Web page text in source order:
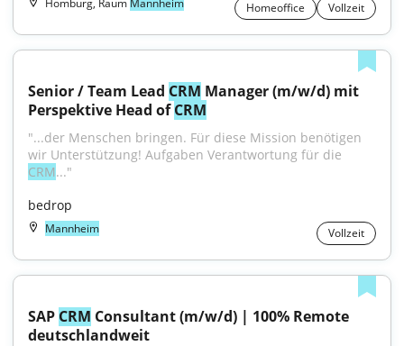
Homburg, Raum Mannheim Homeoffice Vollzeit
Senior / Team Lead CRM Manager (m/w/d) mit
Perspektive Head of CRM
"...der Menschen bringen. Für diese Mission benötigen
CRM..."
bedrop
Mannheim Vollzeit
SAP CRM Consultant (m/w/d) | 100% Remote
deutschlandweit